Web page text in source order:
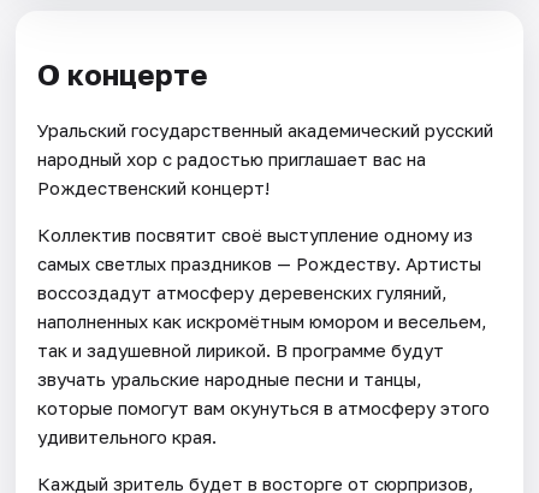
О концерте
Уральский государственный академический русский
народный хор с радостью приглашает вас на
Рождественский концерт!
Коллектив посвятит своё выступление одному из
самых светлых праздников — Рождеству. Артисты
воссоздадут атмосферу деревенских гуляний,
наполненных как искромётным юмором и весельем,
так и задушевной лирикой. В программе будут
звучать уральские народные песни и танцы,
которые помогут вам окунуться в атмосферу этого
удивительного края.
Каждый зритель будет в восторге от сюрпризов,